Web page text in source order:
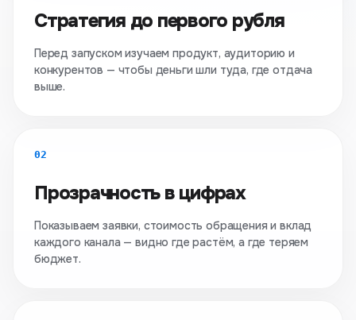
Стратегия до первого рубля
Перед запуском изучаем продукт, аудиторию и
конкурентов — чтобы деньги шли туда, где отдача
выше.
02
Прозрачность в цифрах
Показываем заявки, стоимость обращения и вклад
каждого канала — видно где растём, а где теряем
бюджет.